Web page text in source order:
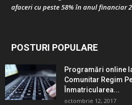
afaceri cu peste 58% în anul financiar
POSTURI POPULARE
Programări online
Comunitar Regim
Înmatricularea...
octombrie 12, 2017